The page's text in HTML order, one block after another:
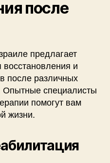
после
предлагает
и
после различных
Опытные специалисты
помогут вам
жизни.